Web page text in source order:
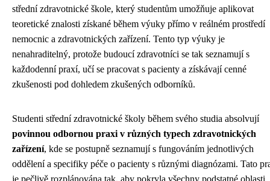
střední zdravotnické škole, který studentům umožňuje aplikovat
teoretické znalosti získané během výuky přímo v reálném prostředí
nemocnic a zdravotnických zařízení. Tento typ výuky je
nenahraditelný, protože budoucí zdravotníci se tak seznamují s
každodenní praxí, učí se pracovat s pacienty a získávají cenné
zkušenosti pod dohledem zkušených odborníků.
Studenti střední zdravotnické školy během svého studia absolvují
povinnou odbornou praxi v různých typech zdravotnických
zařízení, kde se postupně seznamují s fungováním jednotlivých
oddělení a specifiky péče o pacienty s různými diagnózami. Tato